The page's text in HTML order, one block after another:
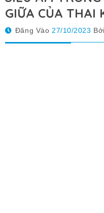
GIỮA CỦA THAI
Đăng Vào 27/10/2023 Bởi